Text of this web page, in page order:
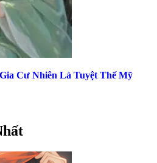
Cư Nhiên Là Tuyệt Thế Mỹ